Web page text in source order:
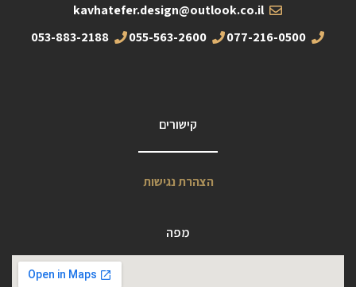
kavhatefer.design@outlook.co.il
077-216-0500
055-563-2600
053-883-2188
קישורים
הצהרת נגישות
מפה